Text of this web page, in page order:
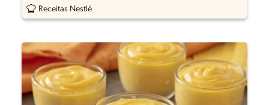
Receitas Nestlé